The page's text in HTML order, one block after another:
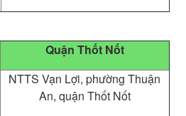
Quận Thốt Nốt
NTTS Vạn Lợi, phường Thuận
An, quận Thốt Nốt